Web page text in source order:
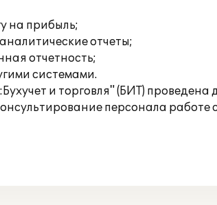
на прибыль;
отчеты;
отчетность;
системами.
и торговля" (БИТ)
персонала работе